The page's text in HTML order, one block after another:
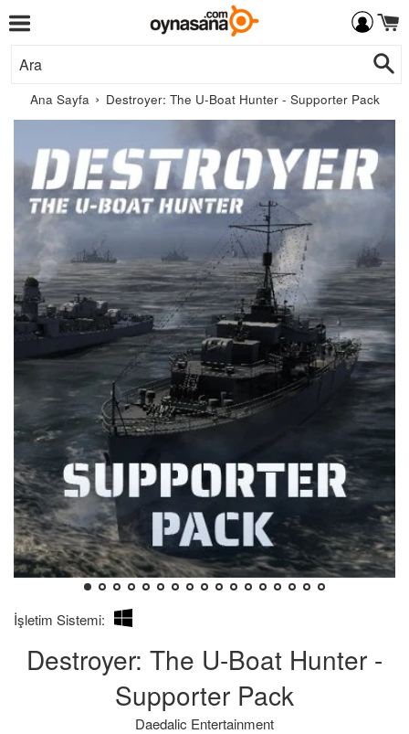
Menü
Ana Sayfa › Destroyer: The U-Boat Hunter - Supporter Pack
Entertainment
Destroyer: The U-Boat Hunter -
Supporter Pack
Daedalic Entertainment
İşletim Sistemi: